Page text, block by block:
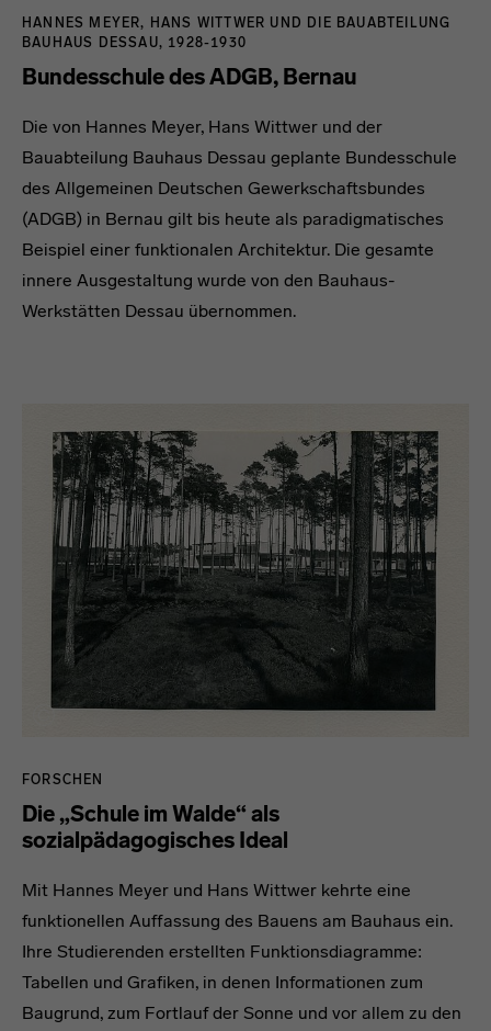
HANNES MEYER, HANS WITTWER UND DIE BAUABTEILUNG
BAUHAUS DESSAU, 1928-1930
Bundesschule des ADGB, Bernau
Die von Hannes Meyer, Hans Wittwer und der
Bauabteilung Bauhaus Dessau geplante Bundesschule
des Allgemeinen Deutschen Gewerkschaftsbundes
(ADGB) in Bernau gilt bis heute als paradigmatisches
Beispiel einer funktionalen Architektur. Die gesamte
innere Ausgestaltung wurde von den Bauhaus-
Werkstätten Dessau übernommen.
FORSCHEN
Die „Schule im Walde“ als
sozialpädagogisches Ideal
Mit Hannes Meyer und Hans Wittwer kehrte eine
funktionellen Auffassung des Bauens am Bauhaus ein.
Ihre Studierenden erstellten Funktionsdiagramme:
Tabellen und Grafiken, in denen Informationen zum
Baugrund, zum Fortlauf der Sonne und vor allem zu den